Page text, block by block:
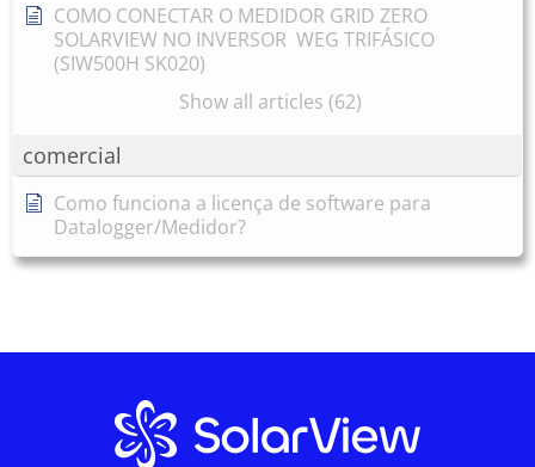
COMO CONECTAR O MEDIDOR GRID ZERO
SOLARVIEW NO INVERSOR WEG TRIFÁSICO
(SIW500H SK020)
Show all articles (62)
comercial
Como funciona a licença de software para
Datalogger/Medidor?